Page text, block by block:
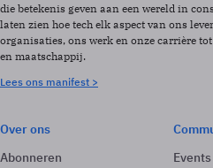
die betekenis geven aan een wereld in
laten zien hoe tech elk aspect van ons
organisaties, ons werk en onze carrière
en maatschappij.
Lees ons manifest >
Over ons
Abonneren